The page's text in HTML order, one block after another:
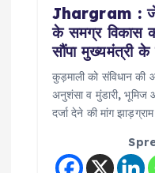
Jhargram :
के समग्र विकास
सौंपा मुख्यमंत्री के
कुड़माली को संविधान की
अनुशंसा व मुंडारी, भूमिज
दर्जा देने की मांग